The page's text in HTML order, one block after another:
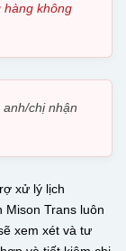
hàng không
chị nhận
xử lý lịch
Mison Trans luôn
xem xét và tư